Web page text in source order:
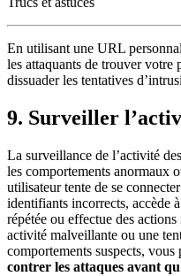
En utilisant une URL
les attaquants de trouver votre
dissuader les tentatives
9. Surveiller
La surveillance de l’activité
les comportements anormaux
utilisateur tente de se
identifiants incorrects, accède
répétée ou effectue des
activité malveillante ou une
comportements suspects, vous
contrer les attaques avant